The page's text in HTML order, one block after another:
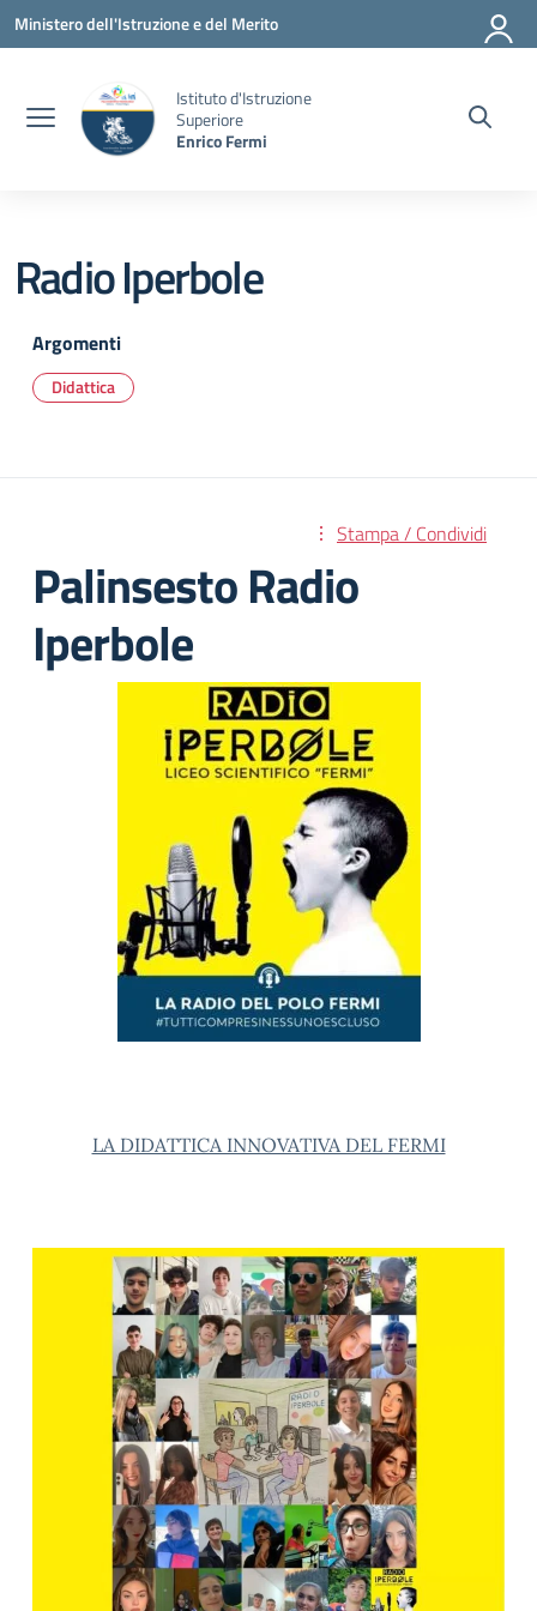
Vai ai contenuti
Vai al menu di navigazione
Vai al footer
Ministero dell'Istruzione e del Merito
Istituto d'Istruzione
Superiore
Enrico Fermi
Radio Iperbole
Argomenti
Didattica
Stampa / Condividi
Palinsesto Radio
Iperbole
LA DIDATTICA INNOVATIVA DEL FERMI